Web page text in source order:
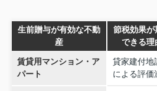
生前贈与が有効な不動
産
節税効果が
できる理
賃貸用マンション・ア
パート
貸家建付地
による評価